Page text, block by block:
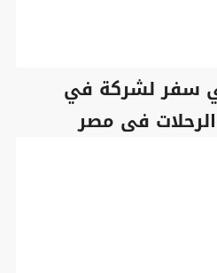
سفر لشركة في
فى مصر